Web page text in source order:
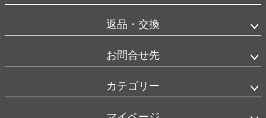
返品・交換
お問合せ先
カテゴリー